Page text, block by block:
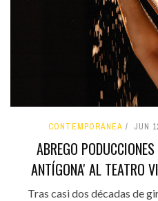
CONTEMPORÁNEA JUN
ABREGO
ANTÍGONA' AL TEATRO
Tras casi dos décadas de